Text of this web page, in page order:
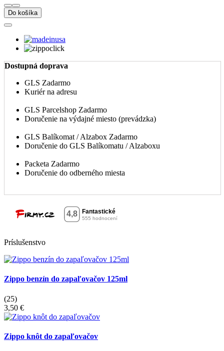
Do košíka
Dostupná doprava
GLS Zadarmo
Kuriér na adresu
GLS Parcelshop Zadarmo
Doručenie na výdajné miesto (prevádzka)
GLS Balíkomat / Alzabox Zadarmo
Doručenie do GLS Balíkomatu / Alzaboxu
Packeta Zadarmo
Doručenie do odberného miesta
Príslušenstvo
Zippo benzín do zapaľovačov 125ml
(25)
3,50 €
Zippo knôt do zapaľovačov